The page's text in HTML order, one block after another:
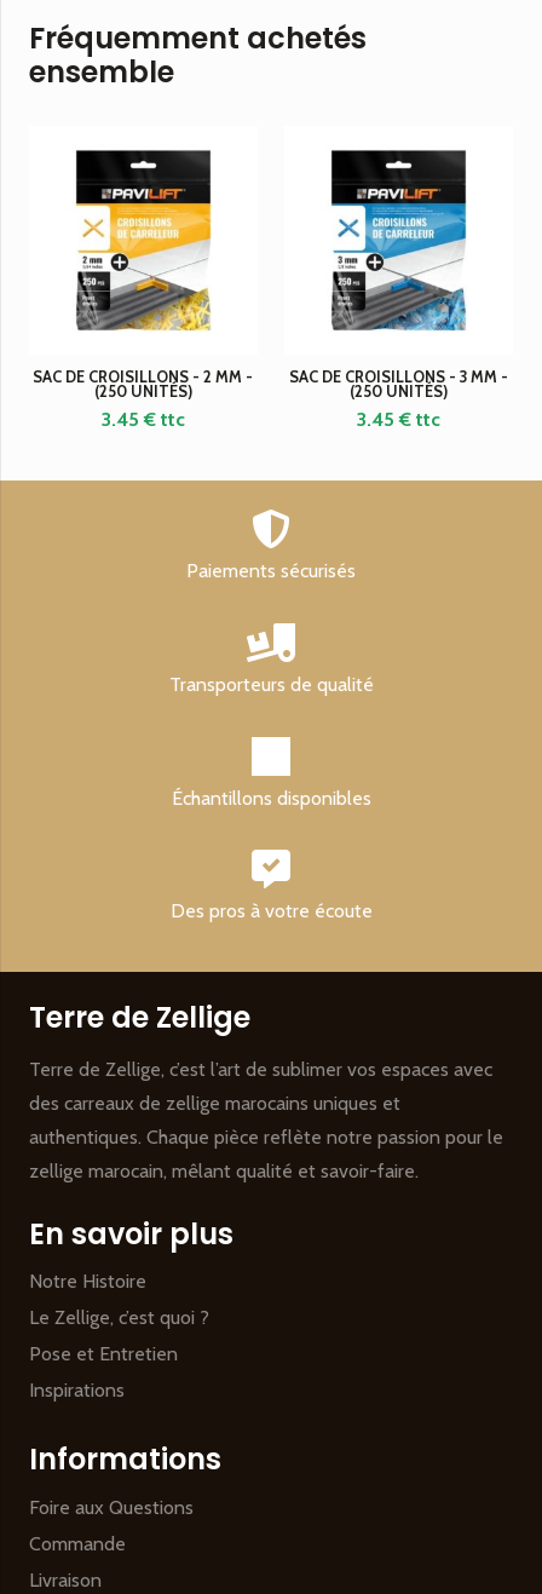
Fréquemment achetés
ensemble
SAC DE CROISILLONS - 2 MM -
(250 UNITÉS)
3.45 € ttc
SAC DE CROISILLONS - 3 MM -
(250 UNITÉS)
3.45 € ttc
Paiements sécurisés
Transporteurs de qualité
Échantillons disponibles
Des pros à votre écoute
Terre de Zellige
Terre de Zellige, c’est l’art de sublimer vos espaces avec
des carreaux de zellige marocains uniques et
authentiques. Chaque pièce reflète notre passion pour le
zellige marocain, mêlant qualité et savoir-faire.
En savoir plus
Notre Histoire
Le Zellige, c’est quoi ?
Pose et Entretien
Inspirations
Informations
Foire aux Questions
Commande
Livraison